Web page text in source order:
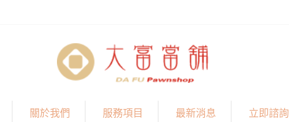
關於我們 服務項目 最新消息 立即諮詢